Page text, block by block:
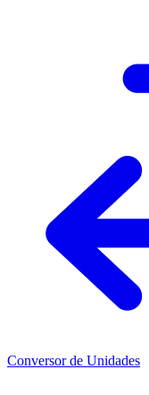
Conversor de Unidades